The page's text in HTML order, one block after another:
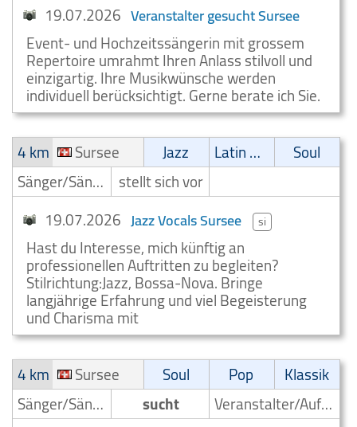
19.07.2026 Veranstalter gesucht Sursee
Event- und Hochzeitssängerin mit grossem
Repertoire umrahmt Ihren Anlass stilvoll und
einzigartig. Ihre Musikwünsche werden
individuell berücksichtigt. Gerne berate ich Sie.
4 km
Sursee Jazz Latin Musik
Soul
Sänger/Sängerin stellt sich vor
19.07.2026 Jazz Vocals Sursee si
Hast du Interesse, mich künftig an
professionellen Auftritten zu begleiten?
Stilrichtung:Jazz, Bossa-Nova. Bringe
langjährige Erfahrung und viel Begeisterung
und Charisma mit
4 km
Sursee Soul Pop
Klassik
Sänger/Sängerin
sucht
Veranstalter/Auftrittsmoeglichkeit